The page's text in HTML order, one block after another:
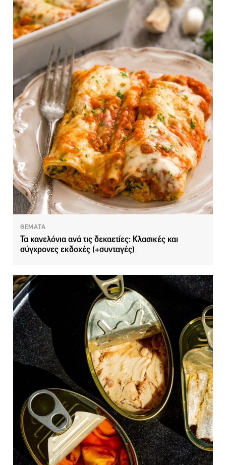
ΘΕΜΑΤΑ
Τα κανελόνια ανά τις δεκαετίες: Κλασικές και
σύγχρονες εκδοχές (+συνταγές)